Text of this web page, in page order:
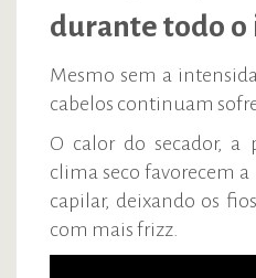
durante todo o
Mesmo sem a
cabelos continuam
O calor do secador, a
clima seco favorecem
capilar, deixando os
com mais frizz.